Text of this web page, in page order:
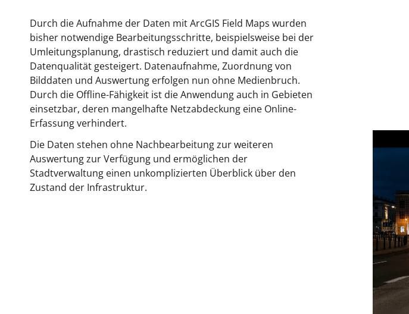
Durch die Aufnahme der Daten mit ArcGIS Field Maps wurden
bisher notwendige Bearbeitungsschritte, beispielsweise bei der
Umleitungsplanung, drastisch reduziert und damit auch die
Datenqualität gesteigert. Datenaufnahme, Zuordnung von
Bilddaten und Auswertung erfolgen nun ohne Medienbruch.
Durch die Offline-Fähigkeit ist die Anwendung auch in Gebieten
einsetzbar, deren mangelhafte Netzabdeckung eine Online-
Erfassung verhindert.
Die Daten stehen ohne Nachbearbeitung zur weiteren
Auswertung zur Verfügung und ermöglichen der
Stadtverwaltung einen unkomplizierten Überblick über den
Zustand der Infrastruktur.